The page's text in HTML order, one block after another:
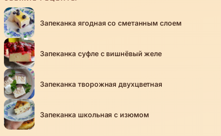
Запеканка ягодная со сметанным слоем
Запеканка суфле с вишнёвый желе
Запеканка творожная двухцветная
Запеканка школьная с изюмом